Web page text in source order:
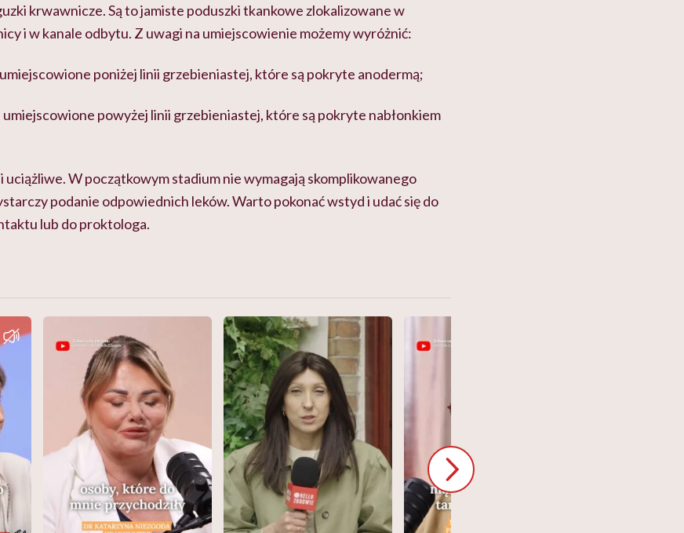
krwawnicze. Są to jamiste poduszki tkankowe zlokalizowane w
i w kanale odbytu. Z uwagi na umiejscowienie możemy wyróżnić:
poniżej linii grzebieniastej, które są pokryte anodermą;
umiejscowione powyżej linii grzebieniastej, które są pokryte nabłonkiem
uciążliwe. W początkowym stadium nie wymagają skomplikowanego
podanie odpowiednich leków. Warto pokonać wstyd i udać się do
lub do proktologa.